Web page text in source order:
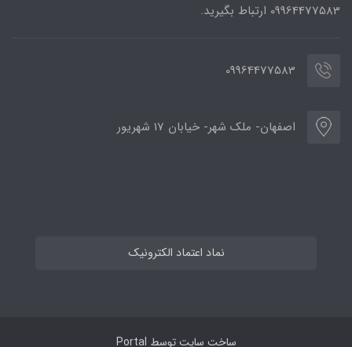
09964477583 ارتباط بگیرید.
09964477583
اصفهان- ملک شهر- خیابان 17 شهریور
نماد اعتماد الکترونیک
ساخت سایت توسط Portal